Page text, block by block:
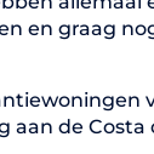
en graag
de Costa